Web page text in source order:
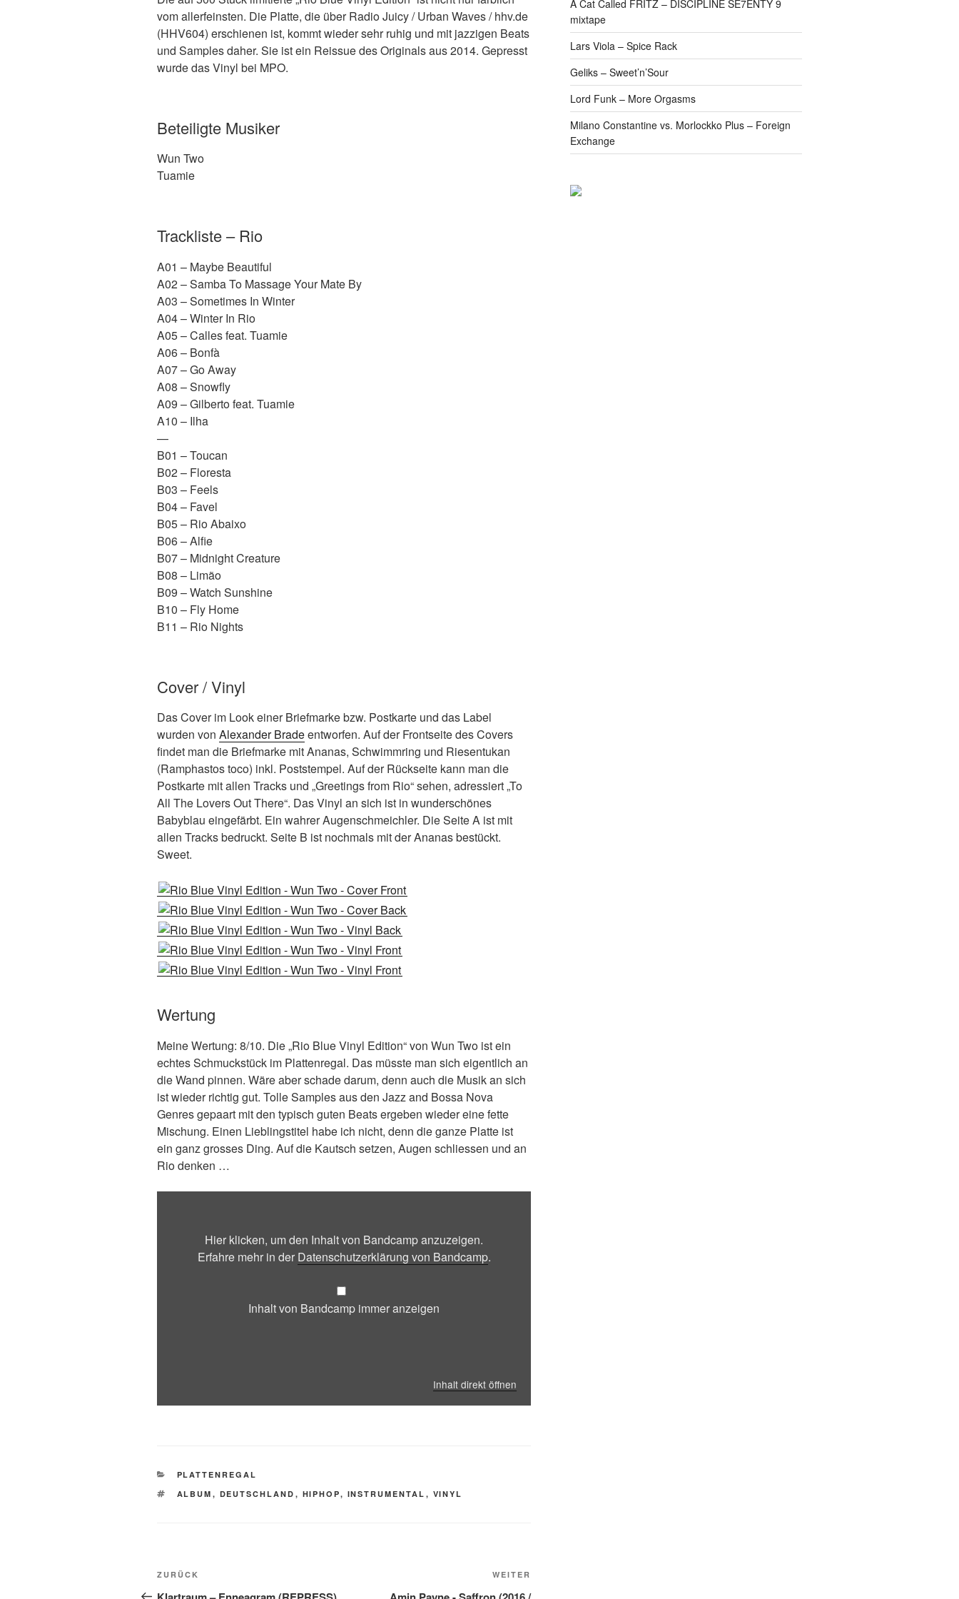
vom allerfeinsten. Die Platte, die über Radio Juicy / Urban Waves / hhv.de
(HHV604) erschienen ist, kommt wieder sehr ruhig und mit jazzigen Beats
und Samples daher. Sie ist ein Reissue des Originals aus 2014. Gepresst
wurde das Vinyl bei MPO.
Beteiligte Musiker
Wun Two
Tuamie
Trackliste – Rio
A01 – Maybe Beautiful
A02 – Samba To Massage Your Mate By
A03 – Sometimes In Winter
A04 – Winter In Rio
A05 – Calles feat. Tuamie
A06 – Bonfà
A07 – Go Away
A08 – Snowfly
A09 – Gilberto feat. Tuamie
A10 – Ilha
—
B01 – Toucan
B02 – Floresta
B03 – Feels
B04 – Favel
B05 – Rio Abaixo
B06 – Alfie
B07 – Midnight Creature
B08 – Limão
B09 – Watch Sunshine
B10 – Fly Home
B11 – Rio Nights
Cover / Vinyl
Das Cover im Look einer Briefmarke bzw. Postkarte und das Label
wurden von Alexander Bradeentworfen. Auf der Frontseite des Covers
findet man die Briefmarke mit Ananas, Schwimmring und Riesentukan
(Ramphastos toco) inkl. Poststempel. Auf der Rückseite kann man die
Postkarte mit allen Tracks und „Greetings from Rio“ sehen, adressiert „To
All The Lovers Out There“. Das Vinyl an sich ist in wunderschönes
Babyblau eingefärbt. Ein wahrer Augenschmeichler. Die Seite A ist mit
allen Tracks bedruckt. Seite B ist nochmals mit der Ananas bestückt.
Sweet.
Wertung
Meine Wertung: 8/10. Die „Rio Blue Vinyl Edition“ von Wun Two ist ein
echtes Schmuckstück im Plattenregal. Das müsste man sich eigentlich an
die Wand pinnen. Wäre aber schade darum, denn auch die Musik an sich
ist wieder richtig gut. Tolle Samples aus den Jazz and Bossa Nova
Genres gepaart mit den typisch guten Beats ergeben wieder eine fette
Mischung. Einen Lieblingstitel habe ich nicht, denn die ganze Platte ist
ein ganz grosses Ding. Auf die Kautsch setzen, Augen schliessen und an
Rio denken …
Bandcamp
anzeigen
Hier klicken, um den Inhalt von Bandcamp anzuzeigen.
Erfahre mehr in der Datenschutzerklärung von Bandcamp.
Inhalt von Bandcamp immer anzeigen
Inhalt direkt öffnen
KATEGORIEN
PLATTENREGAL
SCHLAGWÖRTER
ALBUM , DEUTSCHLAND , HIPHOP, INSTRUMENTAL , VINYL
Beitragsnavigation
Vorheriger
Beitrag
ZURÜCK
Beitrag
WEITER
A Cat Called FRITZ – DISCIPLINE SE7ENTY 9
mixtape
Lars Viola – Spice Rack
Geliks – Sweet’n’Sour
Lord Funk – More Orgasms
Milano Constantine vs. Morlockko Plus – Foreign
Exchange